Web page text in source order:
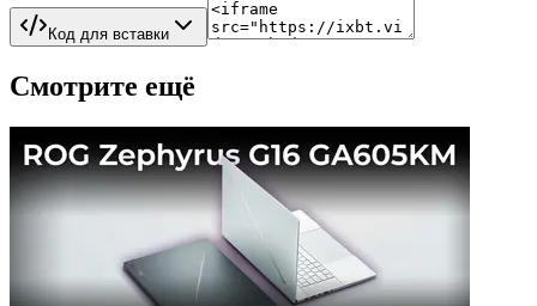
Код для вставки
Смотрите ещё